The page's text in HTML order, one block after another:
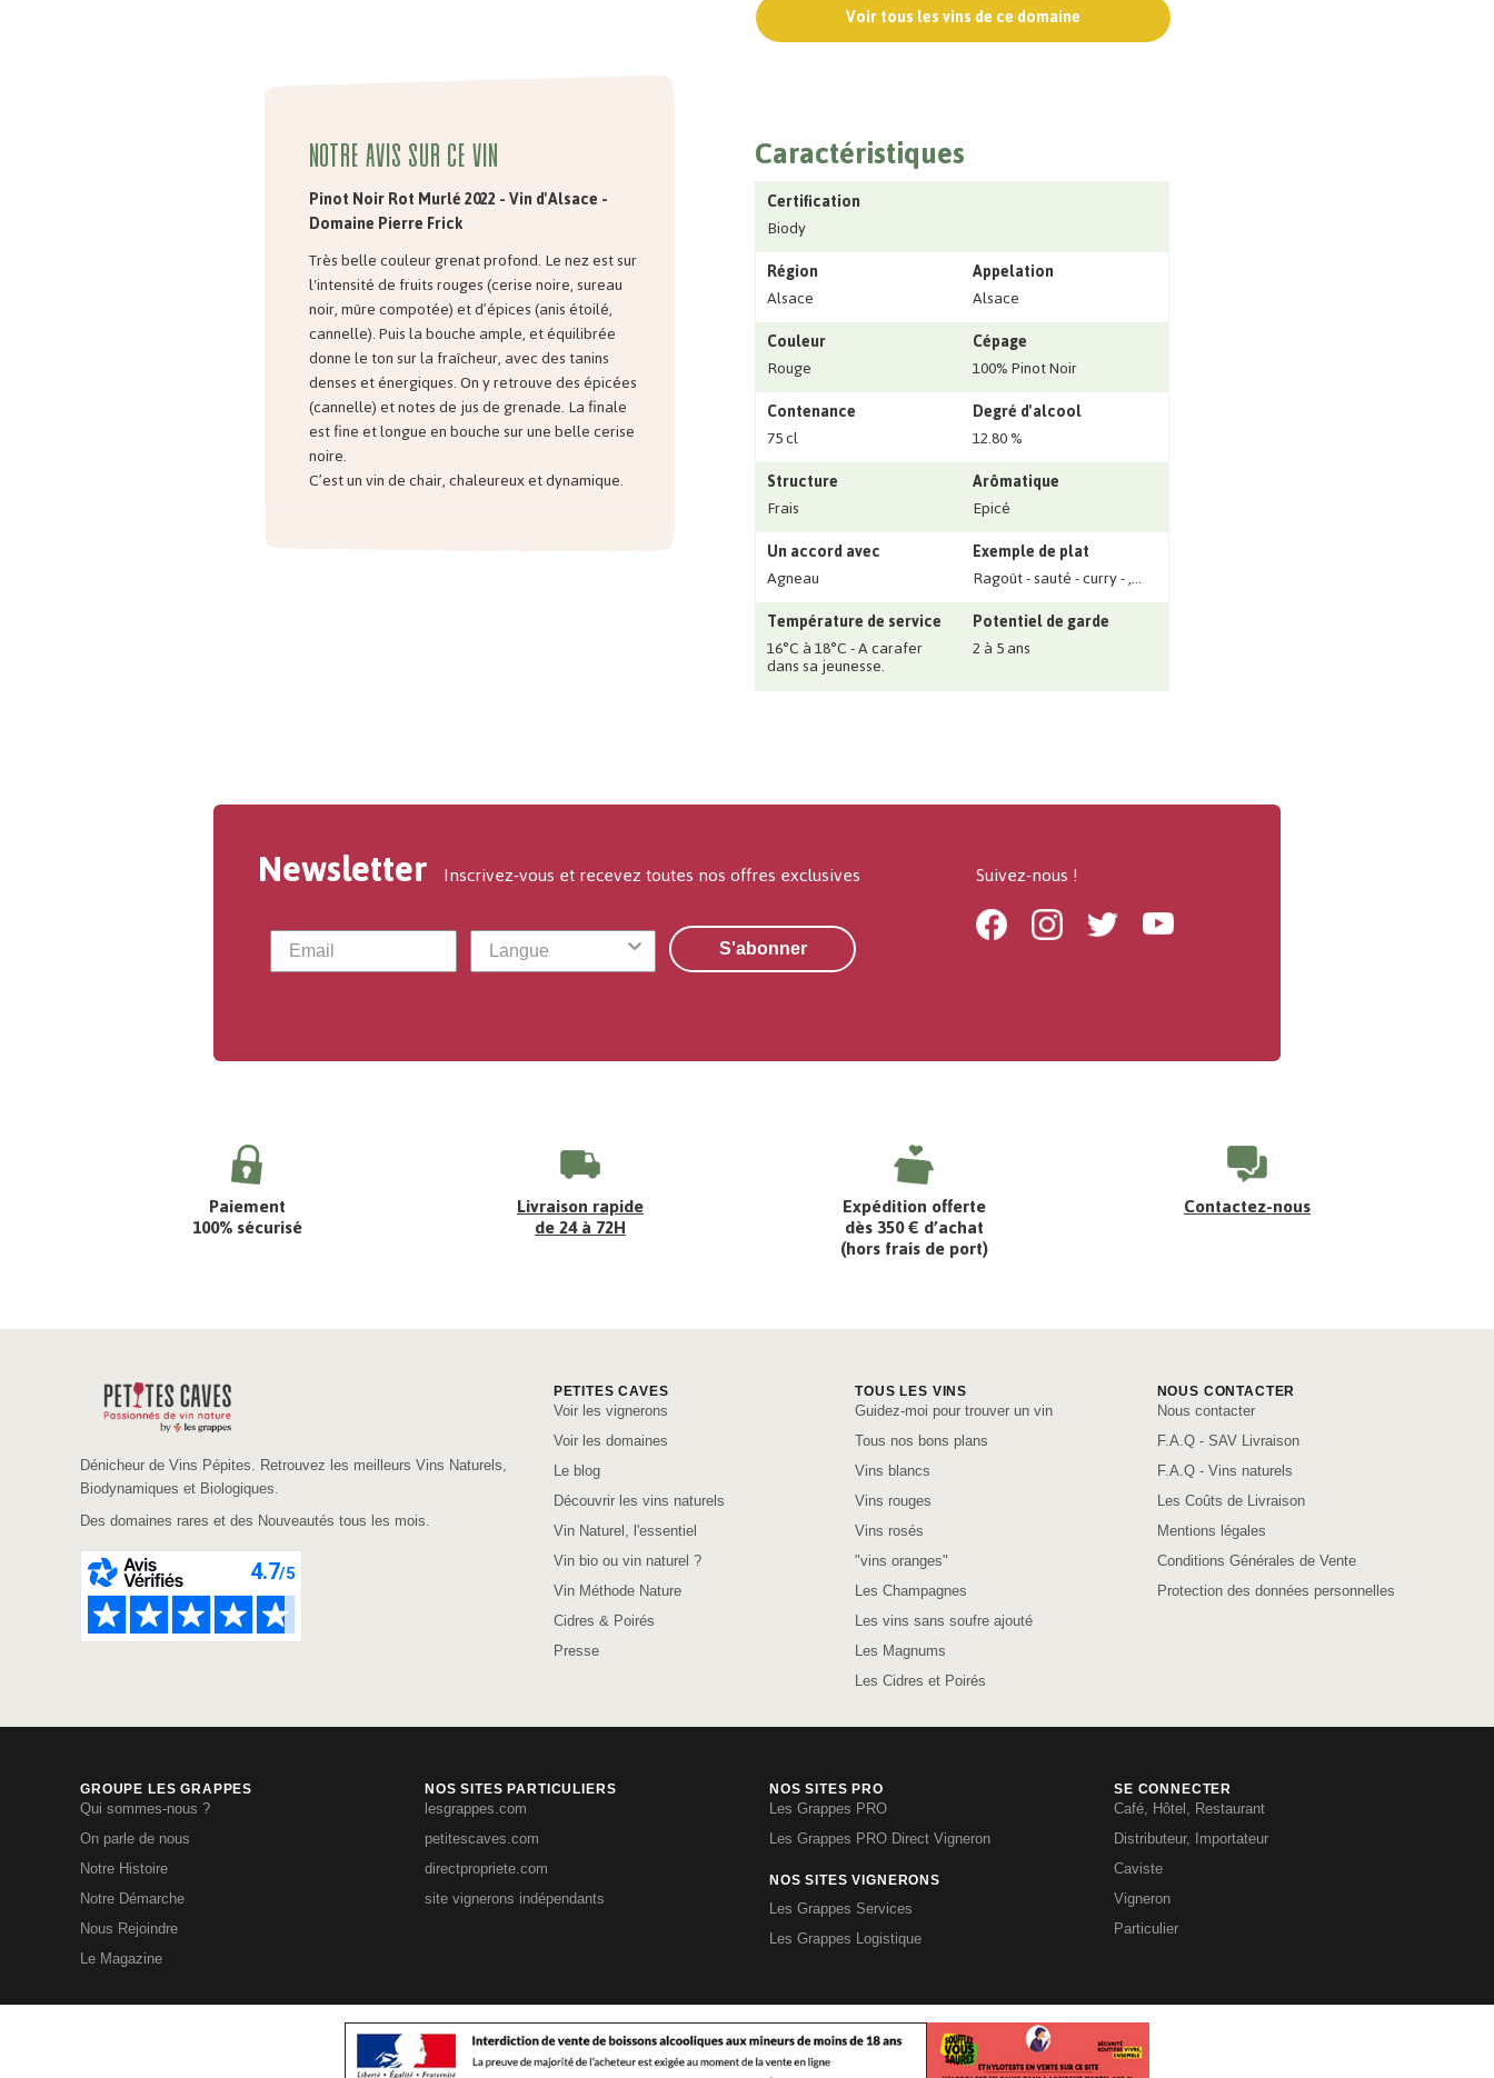
Voir tous les vins de ce domaine
Notre avis sur ce vin
Pinot Noir Rot Murlé 2022 - Vin d'Alsace -
Domaine Pierre Frick
Très belle couleur grenat profond. Le nez est sur
l'intensité de fruits rouges (cerise noire, sureau
noir, mûre compotée) et d’épices (anis étoilé,
cannelle). Puis la bouche ample, et équilibrée
donne le ton sur la fraîcheur, avec des tanins
denses et énergiques. On y retrouve des épicées
(cannelle) et notes de jus de grenade. La finale
est fine et longue en bouche sur une belle cerise
noire.
C’est un vin de chair, chaleureux et dynamique.
Caractéristiques
Certification
Biody
Région
Alsace
Appelation
Alsace
Couleur
Rouge
Cépage
100% Pinot Noir
Contenance
75 cl
Degré d'alcool
12.80 %
Structure
Frais
Arômatique
Epicé
Un accord avec
Agneau
Exemple de plat
Ragoût - sauté - curry - ‚...
Température de service
16°C à 18°C - A carafer
dans sa jeunesse.
Potentiel de garde
2 à 5 ans
Newsletter Inscrivez-vous et recevez toutes nos offres exclusives
S'abonner
Suivez-nous !
FacebookInstagramTwitter Youtube
Paiement
100% sécurisé
Livraison rapide
de 24 à 72H
Expédition offerte
dès 350 € d’achat
(hors frais de port)
Contactez-nous
Dénicheur de Vins Pépites. Retrouvez les meilleurs Vins Naturels,
Biodynamiques et Biologiques.
Des domaines rares et des Nouveautés tous les mois.
PETITES CAVES
Voir les vignerons
Voir les domaines
Le blog
Découvrir les vins naturels
Vin Naturel, l'essentiel
Vin bio ou vin naturel ?
Vin Méthode Nature
Cidres & Poirés
Presse
TOUS LES VINS
Guidez-moi pour trouver un vin
Tous nos bons plans
Vins blancs
Vins rouges
Vins rosés
"vins oranges"
Les Champagnes
Les vins sans soufre ajouté
Les Magnums
Les Cidres et Poirés
NOUS CONTACTER
Nous contacter
F.A.Q - SAV Livraison
F.A.Q - Vins naturels
Les Coûts de Livraison
Mentions légales
Conditions Générales de Vente
Protection des données personnelles
GROUPE LES GRAPPES
Qui sommes-nous ?
On parle de nous
Notre Histoire
Notre Démarche
Nous Rejoindre
Le Magazine
NOS SITES PARTICULIERS
lesgrappes.com
petitescaves.com
directpropriete.com
site vignerons indépendants
NOS SITES PRO
Les Grappes PRO
Les Grappes PRO Direct Vigneron
NOS SITES VIGNERONS
Les Grappes Services
Les Grappes Logistique
SE CONNECTER
Café, Hôtel, Restaurant
Distributeur, Importateur
Caviste
Vigneron
Particulier